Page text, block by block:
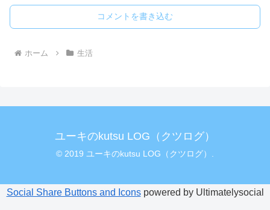
コメントを書き込む
ホーム 生活
ユーキのkutsu LOG（クツログ）
© 2019 ユーキのkutsu LOG（クツログ）.
Social Share Buttons and Iconspowered by Ultimatelysocial